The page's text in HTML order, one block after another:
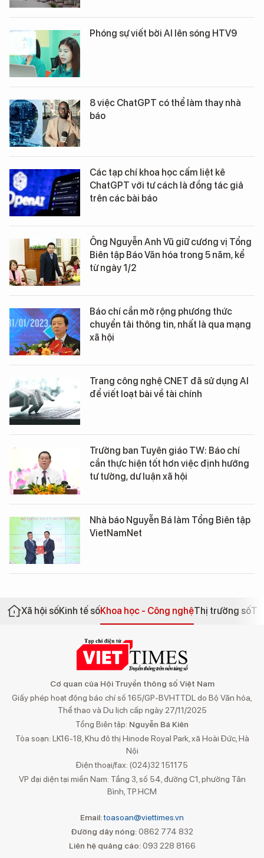
Phóng sự viết bởi AI lên sóng HTV9
8 việc ChatGPT có thể làm thay nhà
báo
Các tạp chí khoa học cấm liệt kê
ChatGPT với tư cách là đồng tác giả
trên các bài báo
Ông Nguyễn Anh Vũ giữ cương vị Tổng
Biên tập Báo Văn hóa trong 5 năm, kể
từ ngày 1/2
Báo chí cần mở rộng phương thức
chuyển tải thông tin, nhất là qua mạng
xã hội
Trang công nghệ CNET đã sử dụng AI
để viết loạt bài về tài chính
Trưởng ban Tuyên giáo TW: Báo chí
cần thực hiện tốt hơn việc định hướng
tư tưởng, dư luận xã hội
Nhà báo Nguyễn Bá làm Tổng Biên tập
VietNamNet
Xã hội sốKinh tế sốKhoa học - Công nghệThị trường số
Cơ quan của Hội Truyền thông số Việt Nam
Giấy phép hoạt động báo chí số 165/GP-BVHTTDL do Bộ Văn hóa,
Thể thao và Du lịch cấp ngày 27/11/2025
Tổng Biên tập: Nguyễn Bá Kiên
Tòa soạn: LK16-18, Khu đô thị Hinode Royal Park, xã Hoài Đức, Hà
Nội
Điện thoại/fax: (024)32 151175
VP đại diện tại miền Nam: Tầng 3, số 54, đường C1, phường Tân
Bình, TP.HCM
Email:toasoan@viettimes.vn
Đường dây nóng: 0862 774 832
Liên hệ quảng cáo:093 228 8166